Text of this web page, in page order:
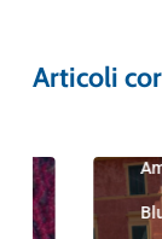
Articoli